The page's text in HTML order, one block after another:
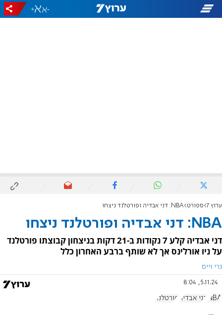
-
+
ערוץ 7 ספורט NBA: דני אבדיה ופורטלנד ניצחו
NBA: דני אבדיה ופורטלנד ניצחו
דני אבדיה קלע 7 נקודות ב-21 דקות בניצחון קבוצתו פורטלנד
על ניו אורלינס אך לא שותף ברבע האחרון כלל
נרי וייס
5.11.24, 8:04
NBA דני אבדיה פורטלנד